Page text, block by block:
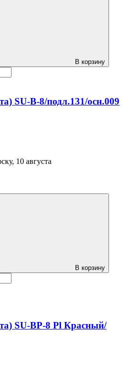
В корзину
SU-B-8/подл.131/осн.009
10 августа
В корзину
SU-BP-8 Pl Красный/